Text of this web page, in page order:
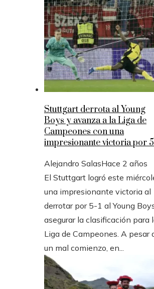
Stuttgart derrota al Young
Boys y avanza a la Liga de
Campeones con una
impresionante victoria por
Alejandro SalasHace 2 años
El Stuttgart logró este
una impresionante victoria al
derrotar por 5-1 al Young
asegurar la clasificación para
Liga de Campeones. A pesar
un mal comienzo, en...